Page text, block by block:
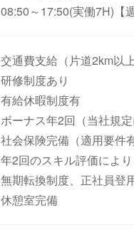
08:50～17:50(実働7H)【
交通費支給（片道2km以
研修制度あり
有給休暇制度有
ボーナス年2回（当社規定
社会保険完備（適用要件有
年2回のスキル評価によ
無期転換制度、正社員登
休憩室完備